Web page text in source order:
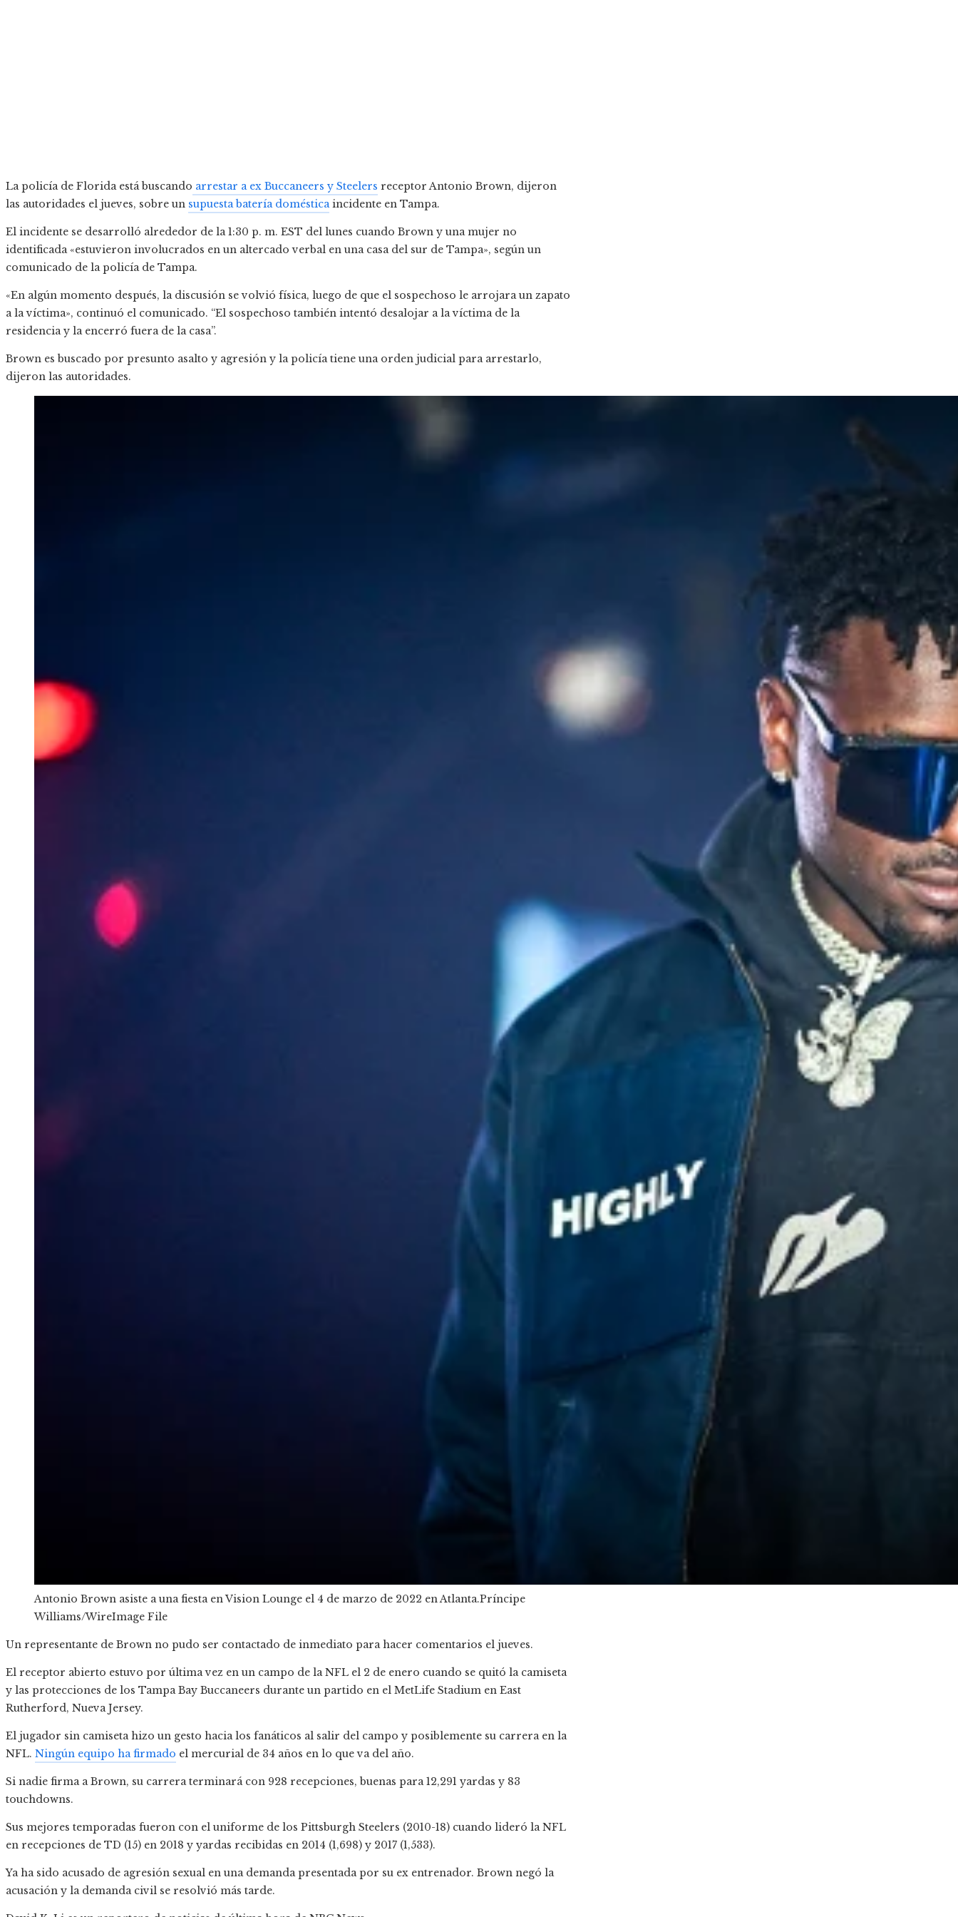
La policía de Florida está buscando arrestar a ex Buccaneers y Steelers receptor Antonio Brown, dijeron
las autoridades el jueves, sobre un supuesta batería domésticaincidente en Tampa.
El incidente se desarrolló alrededor de la 1:30 p. m. EST del lunes cuando Brown y una mujer no
identificada «estuvieron involucrados en un altercado verbal en una casa del sur de Tampa», según un
comunicado de la policía de Tampa.
«En algún momento después, la discusión se volvió física, luego de que el sospechoso le arrojara un zapato
a la víctima», continuó el comunicado. “El sospechoso también intentó desalojar a la víctima de la
residencia y la encerró fuera de la casa”.
Brown es buscado por presunto asalto y agresión y la policía tiene una orden judicial para arrestarlo,
dijeron las autoridades.
Antonio Brown asiste a una fiesta en Vision Lounge el 4 de marzo de 2022 en Atlanta.Príncipe
Williams/WireImage File
Un representante de Brown no pudo ser contactado de inmediato para hacer comentarios el jueves.
El receptor abierto estuvo por última vez en un campo de la NFL el 2 de enero cuando se quitó la camiseta
y las protecciones de los Tampa Bay Buccaneers durante un partido en el MetLife Stadium en East
Rutherford, Nueva Jersey.
El jugador sin camiseta hizo un gesto hacia los fanáticos al salir del campo y posiblemente su carrera en la
NFL. Ningún equipo ha firmado el mercurial de 34 años en lo que va del año.
Si nadie firma a Brown, su carrera terminará con 928 recepciones, buenas para 12,291 yardas y 83
touchdowns.
Sus mejores temporadas fueron con el uniforme de los Pittsburgh Steelers (2010-18) cuando lideró la NFL
en recepciones de TD (15) en 2018 y yardas recibidas en 2014 (1,698) y 2017 (1,533).
Ya ha sido acusado de agresión sexual en una demanda presentada por su ex entrenador. Brown negó la
acusación y la demanda civil se resolvió más tarde.